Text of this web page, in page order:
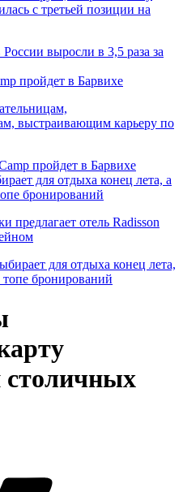
с третьей позиции на
пройдет в Барвихе
выстраивающим карьеру по
для отдыха конец лета, а
бронирований
предлагает отель Radisson
столичных